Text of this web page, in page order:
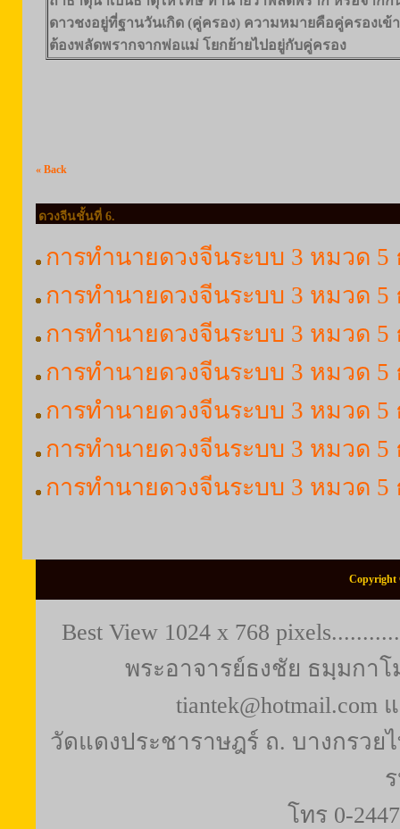
ดาวชงอยู่ที่ฐานวันเกิด (คู่ครอง) ความหมายคือคู่ครองเข้
ต้องพลัดพรากจากพ่อแม่ โยกย้ายไปอยู่กับคู่ครอง
« Back
ดวงจีนชั้นที่ 6.
การทำนายดวงจีนระบบ 3 หมวด
การทำนายดวงจีนระบบ 3 หมวด 5
การทำนายดวงจีนระบบ 3 หมวด 5
การทำนายดวงจีนระบบ 3 หมวด 5
การทำนายดวงจีนระบบ 3 หมวด 5
การทำนายดวงจีนระบบ 3 หมวด
การทำนายดวงจีนระบบ 3 หมวด 5
Copyright
Best View 1024 x 768
พระอาจารย์ธงชัย ธมฺมกาโ
tiantek@hotmail.com
วัดแดงประชาราษฎร์ ถ. บางกรวย
โทร 0-